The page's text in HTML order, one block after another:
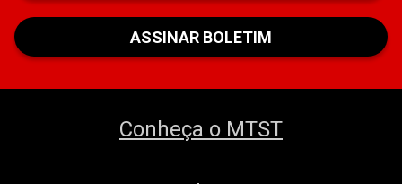
Conheça o MTST